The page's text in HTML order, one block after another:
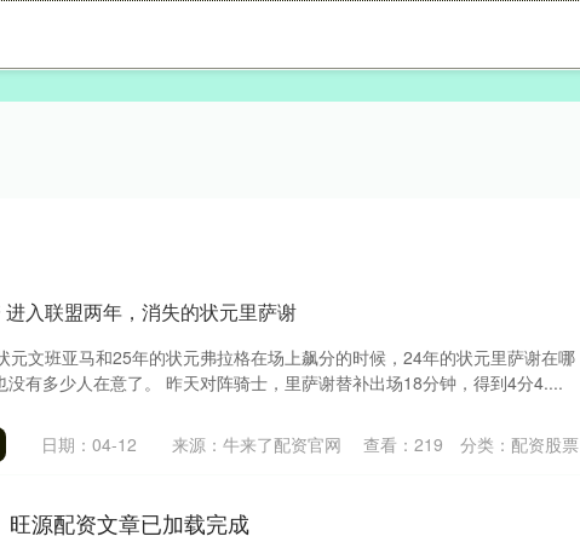
进入联盟两年，消失的状元里萨谢
元文班亚马和25年的状元弗拉格在场上飙分的时候，24年的状元里萨谢在哪
没有多少人在意了。 昨天对阵骑士，里萨谢替补出场18分钟，得到4分4....
日期：04-12 来源：牛来了配资官网 查看：219 分类：配资股票
旺源配资文章已加载完成